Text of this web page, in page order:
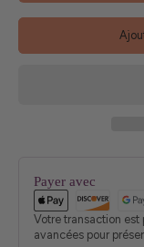
Payer avec
Votre transaction est
avancées pour